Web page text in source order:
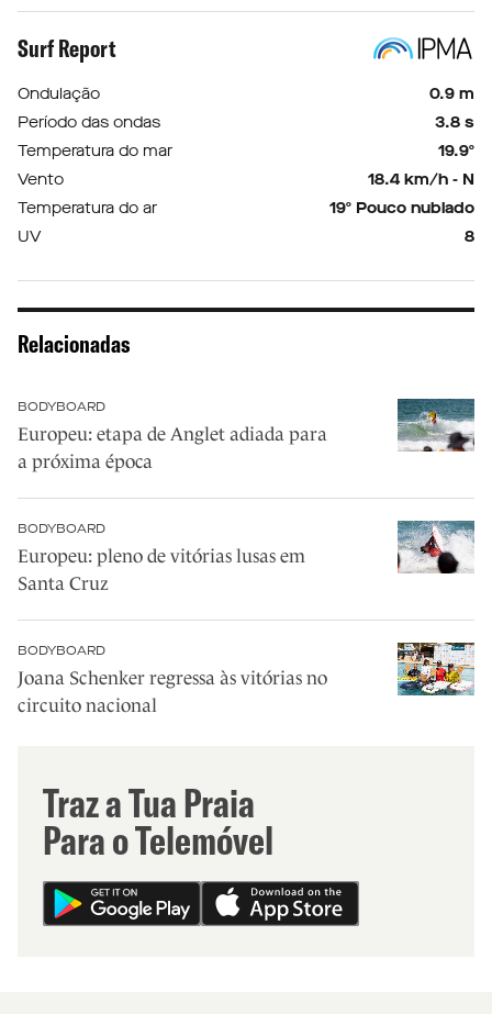
Surf Report
Ondulação
0.9 m
Período das ondas
3.8 s
Temperatura do mar
19.9º
Vento
18.4 km/h - N
Temperatura do ar
19º Pouco nublado
UV
8
Relacionadas
BODYBOARD
Europeu: etapa de Anglet adiada para
a próxima época
BODYBOARD
Europeu: pleno de vitórias lusas em
Santa Cruz
BODYBOARD
Joana Schenker regressa às vitórias no
circuito nacional
Traz a Tua Praia
Para o Telemóvel